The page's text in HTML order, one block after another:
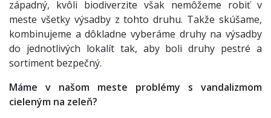
západný, kvôli biodiverzite však nemôžeme robiť v
meste všetky výsadby z tohto druhu. Takže skúšame,
kombinujeme a dôkladne vyberáme druhy na výsadby
do jednotlivých lokalít tak, aby boli druhy pestré a
sortiment bezpečný.
Máme v našom meste problémy s vandalizmom
cieleným na zeleň?